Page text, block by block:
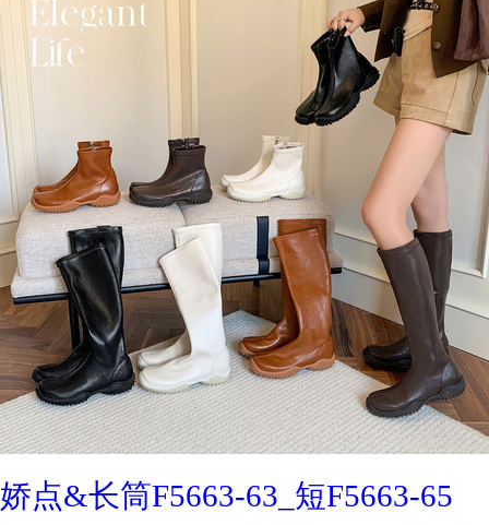
娇点&长筒F5663-63_短F5663-65